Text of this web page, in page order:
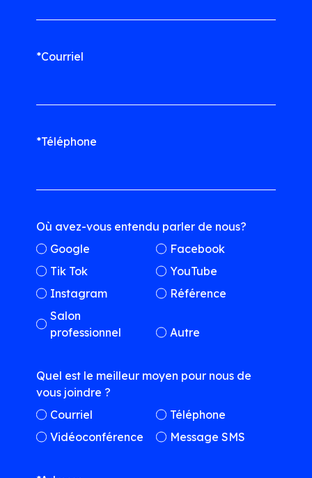
*Courriel
*Téléphone
Où avez-vous entendu parler de nous?
Google
Facebook
Tik Tok
YouTube
Instagram
Référence
Salon
professionnel
Autre
Quel est le meilleur moyen pour nous de
vous joindre ?
Courriel
Téléphone
Vidéoconférence
Message SMS